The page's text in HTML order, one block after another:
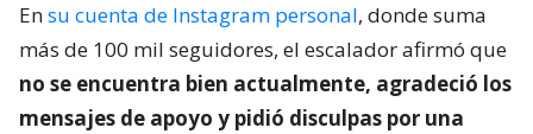
Ensu cuenta de Instagram personal, donde suma
más de 100 mil seguidores, el escalador afirmó que
no se encuentra bien actualmente, agradeció los
mensajes de apoyo y pidió disculpas por una